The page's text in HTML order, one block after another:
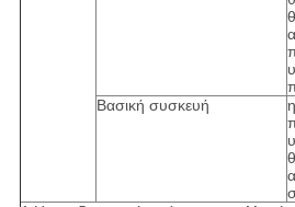
Βασική συσκευή